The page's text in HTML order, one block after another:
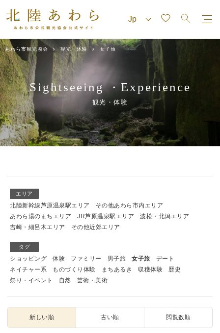
あわら市観光協会 観光・体験 女子旅
Sightseeing・ Experience
観光・体験
エリア
北陸新幹線芦原温泉駅エリア
その他あわら市内エリア
あわら湯のまちエリア
JR芦原温泉駅エリア
波松・北潟エリア
吉崎・細呂木エリア
その他近郊エリア
タグ
ショッピング 体験 ファミリー 男子旅 女子旅
デート
ネイチャー系
ものづくり体験 まちあるき 収穫体験
歴史
祭り・イベント
自然 芸術・美術
新しい順 古い順 閲覧数順